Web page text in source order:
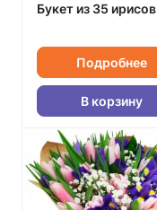
Букет из 35 ирисов
Подробнее
В корзину